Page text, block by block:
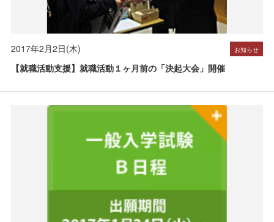
2017年2月2日(木) お知らせ
【就職活動支援】就職活動１ヶ月前の「決起大会」開催